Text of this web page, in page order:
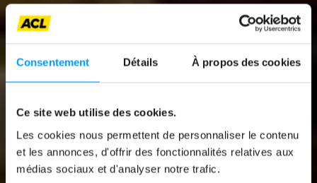
Consentement Détails À propos des cookies
Ce site web utilise des cookies.
Les cookies nous permettent de personnaliser le contenu
et les annonces, d'offrir des fonctionnalités relatives aux
médias sociaux et d'analyser notre trafic.
News
NEARLY 15% OF